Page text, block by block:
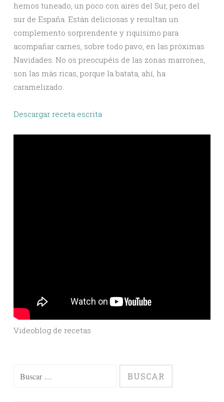
hemos tuneado, un poco con aires del Sur, pero del
sur de España. Están deliciosas y resultan un
complemento sorprendente y riquísimo para
acompañar carnes, sobre todo pavo, en las próximas
Navidades. No os preocupéis de las zonas marrones,
son las más ricas, porque la batata, ahí, ha
caramelizado.
Descargar receta escrita
Videoblog de recetas
Buscar: